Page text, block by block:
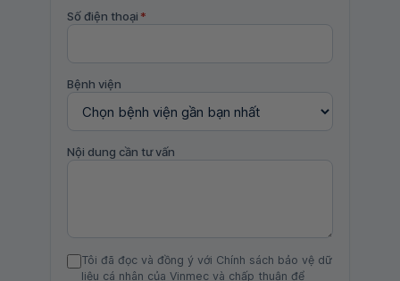
Số điện thoại *
Bệnh viện
Nội dung cần tư vấn
Tôi đã đọc và đồng ý với Chính sách bảo vệ dữ
liệu cá nhân của Vinmec và chấp thuận để